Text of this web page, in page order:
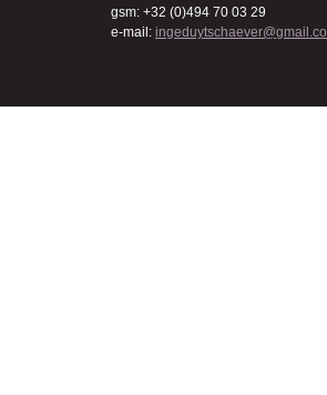
gsm: +32 (0)494 70 03 29
e-mail: